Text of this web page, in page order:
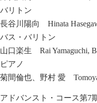
バリトン
長谷川陽向 Hinata
バス・バリトン
山口楽生 Rai Yamaguchi,
ピアノ
菊間倫也、野村 愛
アドバンスト・コース第7